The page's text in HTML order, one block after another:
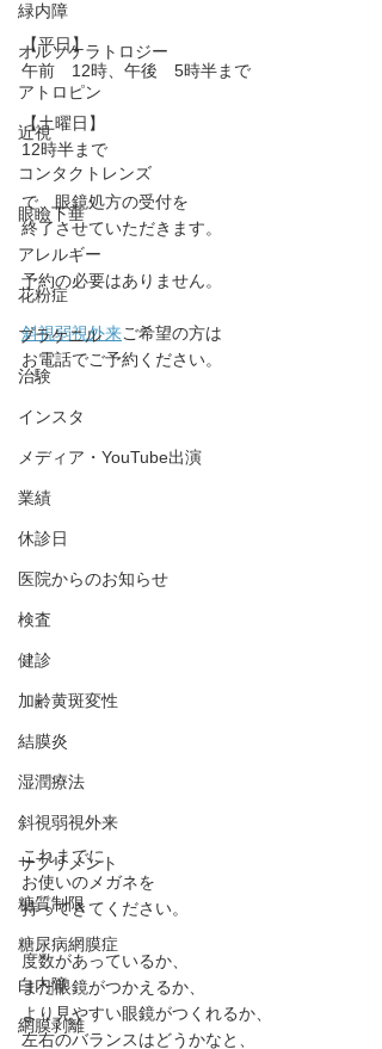
緑内障
オルソケラトロジー
アトロピン
近視
コンタクトレンズ
眼瞼下垂
アレルギー
花粉症
プラケニル
治験
インスタ
メディア・YouTube出演
業績
休診日
医院からのお知らせ
検査
健診
加齢黄斑変性
結膜炎
湿潤療法
斜視弱視外来
サプリメント
糖質制限
糖尿病網膜症
白内障
網膜剥離
【平日】
午前　12時﻿、午後　5時半﻿まで
【土曜日】
12時半まで
で、眼鏡処方の受付を﻿
終了させていただきます。﻿
予約の必要はありません。
斜視弱視外来ご希望の方は
お電話でご予約ください。
これまでに﻿
お使いのメガネを﻿
持ってきてください。﻿
度数があっているか、
まだ眼鏡がつかえるか、
より見やすい眼鏡がつくれるか、
左右のバランスはどうかなと、